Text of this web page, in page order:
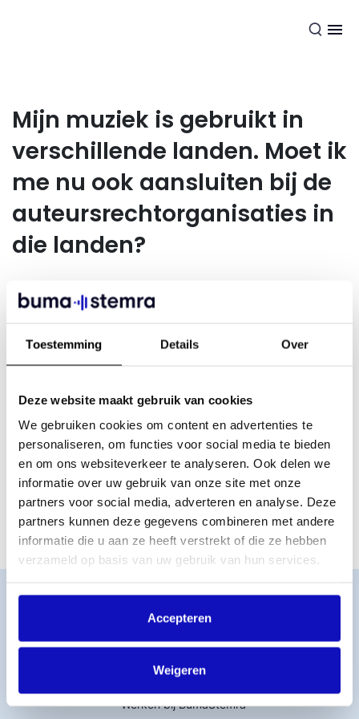
Toestemming Details Over
Deze website maakt gebruik van cookies
We gebruiken cookies om content en advertenties te
personaliseren, om functies voor social media te bieden
en om ons websiteverkeer te analyseren. Ook delen we
informatie over uw gebruik van onze site met onze
partners voor social media, adverteren en analyse. Deze
partners kunnen deze gegevens combineren met andere
informatie die u aan ze heeft verstrekt of die ze hebben
verzameld op basis van uw gebruik van hun services.
Accepteren
Weigeren
Mijn muziek is gebruikt in
verschillende landen. Moet ik
me nu ook aansluiten bij de
auteursrechtorganisaties in
die landen?
Nee, dat hoeft niet. Het is wel handig om ons te laten
dit van tevoren al weet. Wij hebben namelijk verschillende
bijbehorende vergoedingen. Zodra er bekend is dat je
muziekwerk over de grens wordt gebruikt, nemen wij zelf
contact op met deze organisaties. Zo ontvang je zo snel
mogelijk je vergoeding.
het kan één tot twee jaar duren voordat dit
geregeld is. Hoe eerder je je werk bij ons hebt aangemeld,
hoe sneller je wordt uitbetaald.
Word lid
MijnBumaStemra
Veelgestelde vragen
Werken bij BumaStemra